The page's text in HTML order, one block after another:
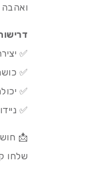
ואהבה
✅
✅
✅
✅
📩
שלחו